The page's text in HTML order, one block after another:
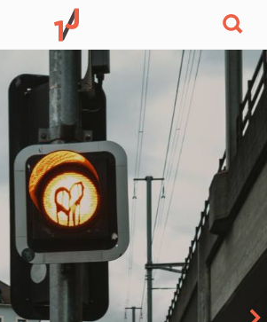
photo
par
jour